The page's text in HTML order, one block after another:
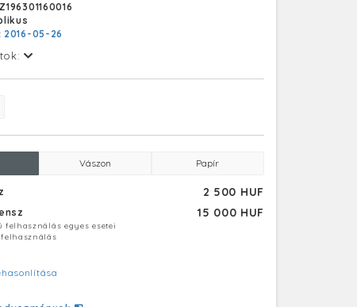
2016-05-26
Vászon Papír
2 500 HUF
15 000 HUF
felhasználás egyes esetei
felhasználás